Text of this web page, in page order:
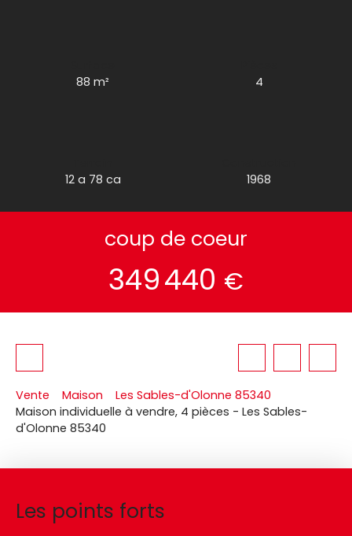
88m²
4
12 a 78 ca
1968
coup de coeur
349 440 €
Vente Maison
Les Sables-d'Olonne 85340
Maison individuelle à vendre, 4 pièces - Les Sables-
d'Olonne 85340
Les points forts